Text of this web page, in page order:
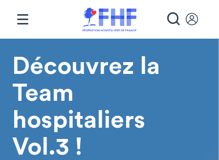
Page d'accueil
Découvrez la
Team
hospitaliers
Vol.3 !
Panneau de gestion des cookies